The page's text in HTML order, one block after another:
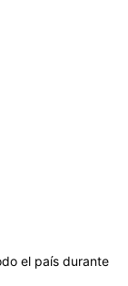
el país durante